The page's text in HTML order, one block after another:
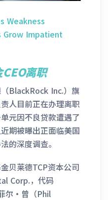
Weakness
Grow Impatient
离职
BlackRock Inc.）旗
人目前正在办理离职
元因不良贷款遭遇了
期被曝出正面临美国
的深度调查。
贝莱德TCP资本公司
Corp.，代码
尔·曾（Phil